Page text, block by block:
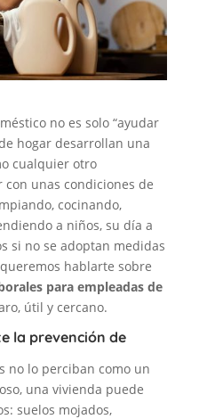
no es solo “ayudar
hogar desarrollan una
cualquier otro
unas condiciones de
cocinando,
a niños, su día a
si no se adoptan medidas
hablarte sobre
para empleadas de
útil y cercano.
la prevención de
no lo perciban como un
una vivienda puede
suelos mojados,